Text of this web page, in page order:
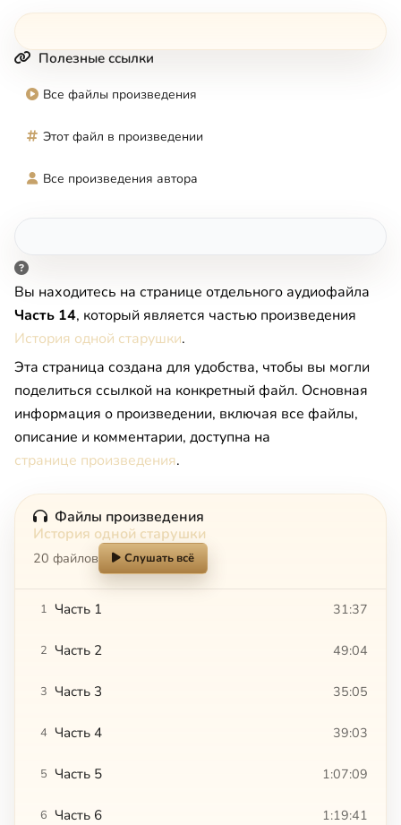
Полезные ссылки
Все файлы произведения
Этот файл в произведении
Все произведения автора
Вы находитесь на странице отдельного аудиофайла
Часть 14, который является частью произведения
История одной старушки.
Эта страница создана для удобства, чтобы вы могли
поделиться ссылкой на конкретный файл. Основная
информация о произведении, включая все файлы,
описание и комментарии, доступна на
странице произведения.
Файлы произведения
История одной старушки
20 файлов Слушать всё
1 Часть 1 31:37
2 Часть 2 49:04
3 Часть 3 35:05
4 Часть 4 39:03
5 Часть 5 1:07:09
6 Часть 6 1:19:41